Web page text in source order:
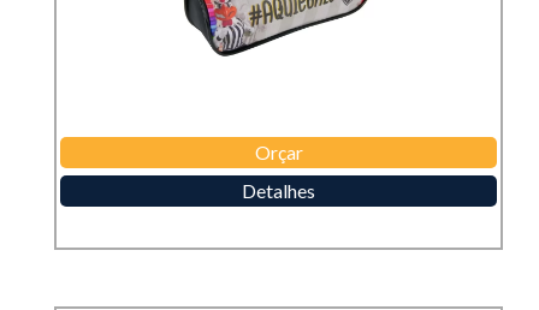
Orçar
Detalhes